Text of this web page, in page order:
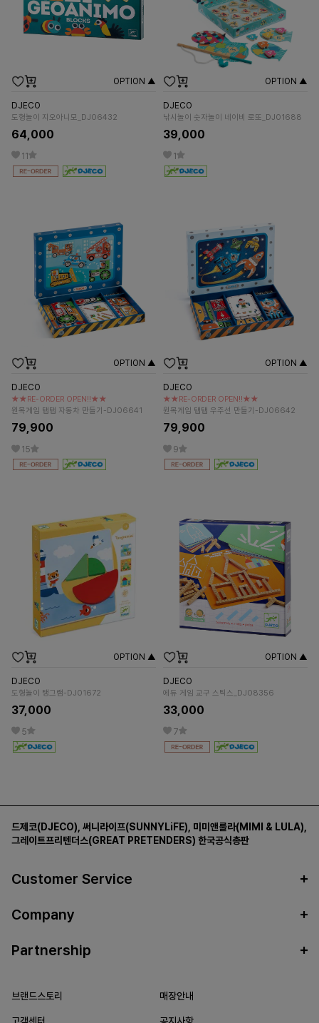
OPTION ▲
DJECO
도형놀이 지오아니모_DJ06432
64,000
11
OPTION ▲
DJECO
낚시놀이 숫자놀이 네이비 로또_DJ01688
39,000
1
OPTION ▲
DJECO
★★RE-ORDER OPEN!!★★
원목게임 탭탭 자동차 만들기-DJ06641
79,900
15
OPTION ▲
DJECO
★★RE-ORDER OPEN!!★★
원목게임 탭탭 우주선 만들기-DJ06642
79,900
9
OPTION ▲
DJECO
도형놀이 탱그램-DJ01672
37,000
5
OPTION ▲
DJECO
에듀 게임 교구 스틱스_DJ08356
33,000
7
드제코(DJECO) 써니라이프(SUNNYLiFE) 미미앤룰라(MIMI & LULA)
그레이트프리텐더스(GREAT PRETENDERS) 한국공식총판
Customer Service
Company
Partnership
브랜드스토리 매장안내